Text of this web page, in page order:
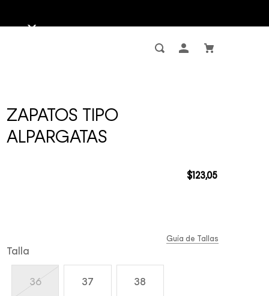
ZAPATOS TIPO
ALPARGATAS
$123,05
Talla
36 37 38
Guía de Tallas